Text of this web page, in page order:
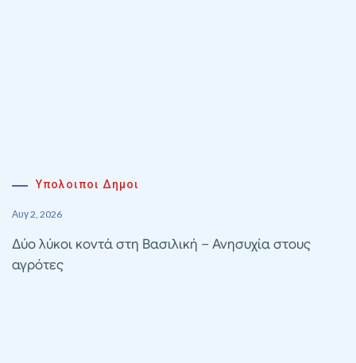
Υπολοιποι Δημοι
Αυγ 2, 2026
Δύο λύκοι κοντά στη Βασιλική – Ανησυχία στους
αγρότες